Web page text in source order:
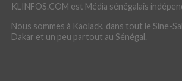
KLINFOS.COM est Média sénégalais
Nous sommes à Kaolack, dans tout le Sine-
Dakar et un peu partout au Sénégal.